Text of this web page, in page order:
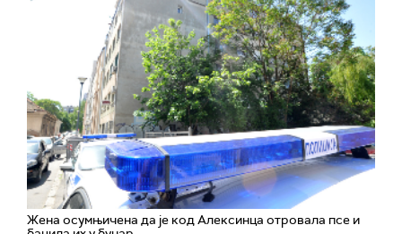
Жена осумњичена да је код Алексинца отровала псе и